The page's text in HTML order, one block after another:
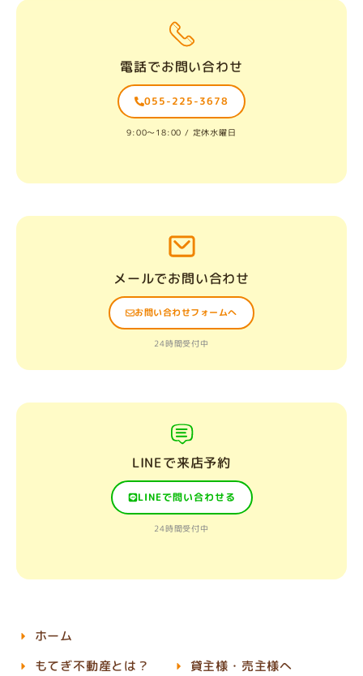
電話でお問い合わせ
055-225-3678
9:00〜18:00 / 定休水曜日
メールでお問い合わせ
お問い合わせフォームへ
24時間受付中
LINEで来店予約
LINEで問い合わせる
24時間受付中
ホーム
もてぎ不動産とは？
貸主様・売主様へ